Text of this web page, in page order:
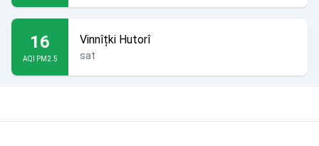
16
AQI PM2.5
Vinnîțki Hutorî
sat